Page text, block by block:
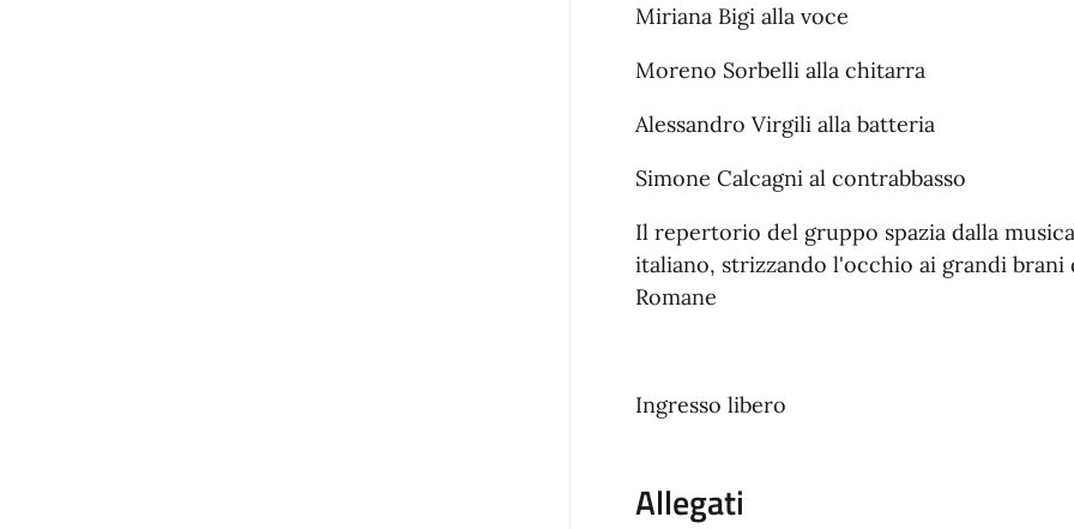
Miriana Bigi alla voce
Moreno Sorbelli alla chitarra
Alessandro Virgili alla batteria
Simone Calcagni al contrabbasso
Il repertorio del gruppo spazia dalla
italiano, strizzando l'occhio ai grandi brani
Romane
Ingresso libero
Allegati